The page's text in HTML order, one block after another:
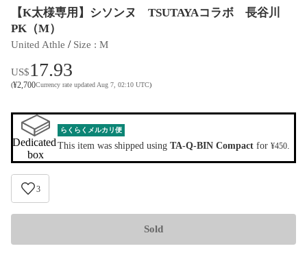
【K太様専用】シソンヌ TSUTAYAコラボ 長谷川
PK（M）
United Athle / Size : M
US$17.93
(¥2,700Currency rate updated Aug 7, 02:10 UTC)
Dedicated
box
らくらくメルカリ便
This item was shipped using TA-Q-BIN Compact for ¥450.
3
Sold